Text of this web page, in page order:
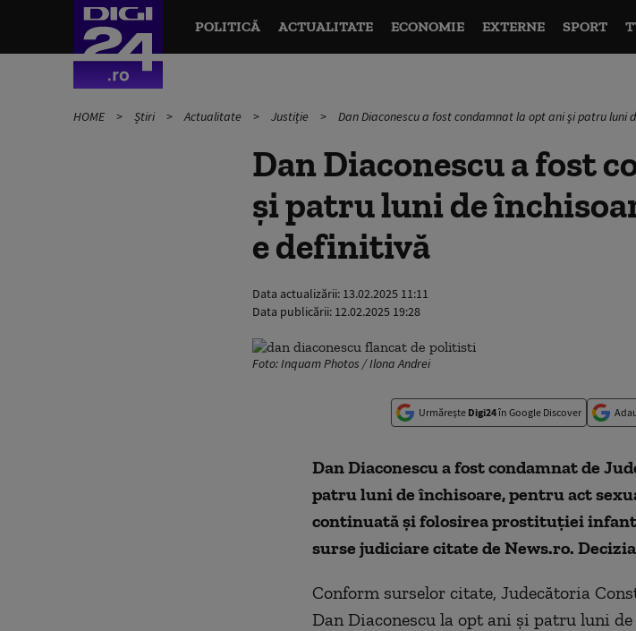
POLITICĂ ACTUALITATE ECONOMIE EXTERNE SPORT
HOME Știri Actualitate Justiție Dan Diaconescu a fost condamnat la opt ani şi patru luni
Dan Diaconescu a fost
şi patru luni de
e definitivă
Data actualizării: 13.02.2025 11:11
Data publicării: 12.02.2025 19:28
Foto: Inquam Photos / Ilona Andrei
Urmărește Digi24în Google Discover
Dan Diaconescu a fost condamnat de
patru luni de închisoare, pentru act
continuată şi folosirea prostituţiei
surse judiciare citate de News.ro.
Conform surselor citate, Judecătoria
Dan Diaconescu la opt ani şi patru luni